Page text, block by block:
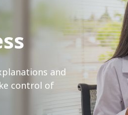
and
control of